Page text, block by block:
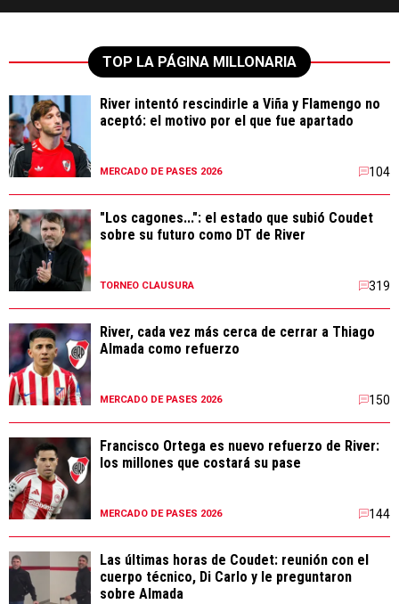
TOP LA PÁGINA MILLONARIA
River intentó rescindirle a Viña y Flamengo no
aceptó: el motivo por el que fue apartado
MERCADO DE PASES 2026 104
"Los cagones...": el estado que subió Coudet
sobre su futuro como DT de River
TORNEO CLAUSURA 319
River, cada vez más cerca de cerrar a Thiago
Almada como refuerzo
MERCADO DE PASES 2026 150
Francisco Ortega es nuevo refuerzo de River:
los millones que costará su pase
MERCADO DE PASES 2026 144
Las últimas horas de Coudet: reunión con el
cuerpo técnico, Di Carlo y le preguntaron
sobre Almada